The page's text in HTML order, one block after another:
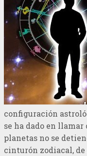
configuración
se ha dado en
planetas no se
cinturón zodiacal,